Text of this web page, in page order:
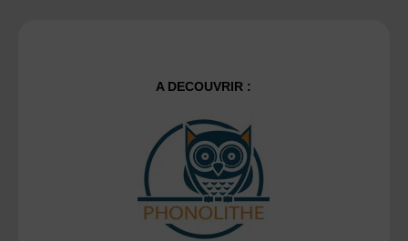
A DECOUVRIR :